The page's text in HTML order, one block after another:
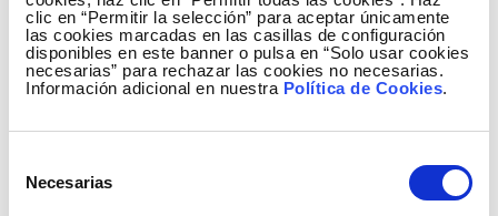
clic en “Permitir la selección” para aceptar únicamente
las cookies marcadas en las casillas de configuración
disponibles en este banner o pulsa en “Solo usar cookies
necesarias” para rechazar las cookies no necesarias.
Información adicional en nuestra Política de Cookies.
Necesarias
planes de acción.
En 2021, Redeia realizó un piloto con Kymatio
para valorar la plataforma, Para ello, se realizó
una muestra de200 colaboradoresy se midió de
de alerta y el comportamiento de los empleados
frente a ataques de ingeniería social. Además, los